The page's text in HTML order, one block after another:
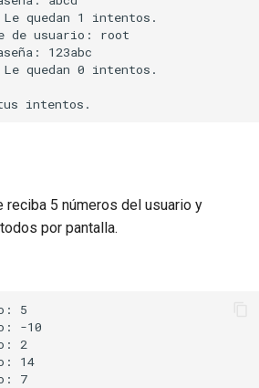
quedan 1 intentos.
de usuario: root
123abc
quedan 0 intentos.
reciba 5 números del usuario y
por pantalla.
5
-10
2
14
7